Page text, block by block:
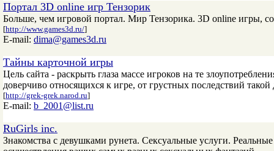
Портал 3D online игр Тензорик
Больше, чем игровой портал. Мир Тензорика. 3D online игры,
[http://www.games3d.ru/]
E-mail: dima@games3d.ru
Тайны карточной игры
Цель сайта - раскрыть глаза массе игроков на те
доверчиво относящихся к игре, от грустных последствий такой
[http://grek-grek.narod.ru]
E-mail: b_2001@list.ru
RuGirls inc.
Знакомства с девушками рунета. Сексуальные услуги.